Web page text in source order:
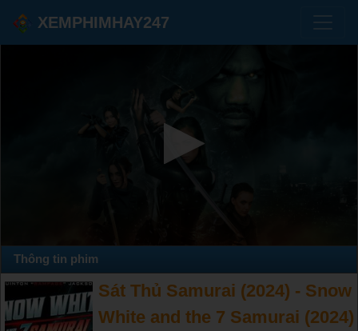
XEMPHIMHAY247
Thông tin phim
Sát Thủ Samurai (2024) - Snow
White and the 7 Samurai (2024)